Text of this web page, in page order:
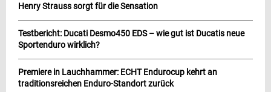
Henry Strauss sorgt für die Sensation
Testbericht: Ducati Desmo450 EDS – wie gut ist Ducatis neue
Sportenduro wirklich?
Premiere in Lauchhammer: ECHT Endurocup kehrt an
traditionsreichen Enduro-Standort zurück